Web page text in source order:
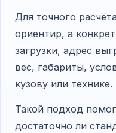
Для точного
ориентир, а
загрузки, адрес
вес, габариты,
кузову или технике.
Такой подход
достаточно ли